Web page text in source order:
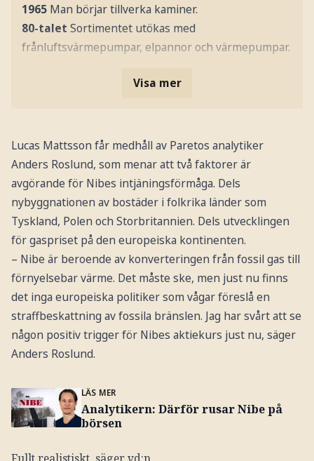
1965 Man börjar tillverka kaminer.
80-taletSortimentet utökas med
frånluftsvärmepumpar, elpannor och värmepumpar.
Visa mer
Lucas Mattsson får medhåll av Paretos analytiker
Anders Roslund, som menar att två faktorer är
avgörande för Nibes intjäningsförmåga. Dels
nybyggnationen av bostäder i folkrika länder som
Tyskland, Polen och Storbritannien. Dels utvecklingen
för gaspriset på den europeiska kontinenten.
– Nibe är beroende av konverteringen från fossil gas till
förnyelsebar värme. Det måste ske, men just nu finns
det inga europeiska politiker som vågar föreslå en
straffbeskattning av fossila bränslen. Jag har svårt att se
någon positiv trigger för Nibes aktiekurs just nu, säger
Anders Roslund.
LÄS MER
Analytikern: Därför rusar Nibe på
börsen